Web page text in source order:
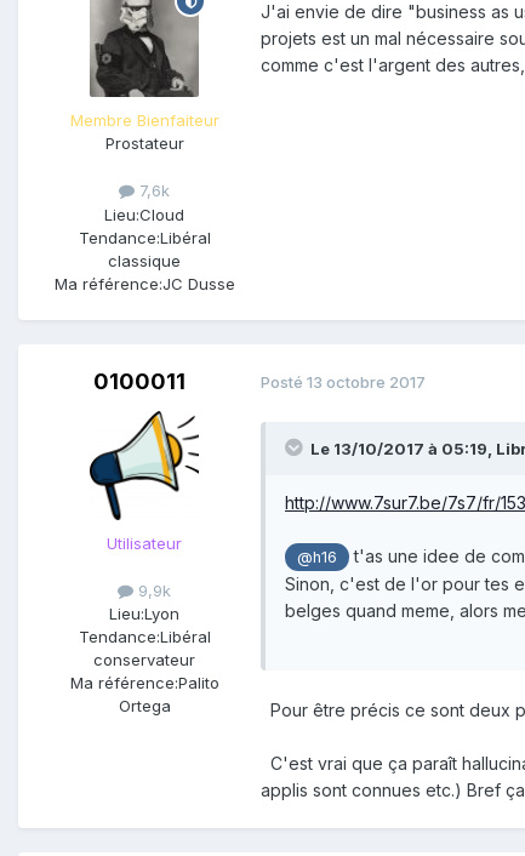
Membre Bienfaiteur
Prostateur
7,6k
Lieu:Cloud
Tendance:Libéral
classique
Ma référence:JC Dusse
J'ai envie de dire "business as
projets est un mal nécessaire
comme c'est l'argent des
0100011
Utilisateur
9,9k
Lieu:Lyon
Tendance:Libéral
conservateur
Ma référence:Palito
Ortega
Posté 13 octobre 2017
Le 13/10/2017 à 05:19,
http://www.7sur7.be/7s7/fr/
@h16
t'as une idee de
Sinon, c'est de l'or pour tes
belges quand meme, alors
Pour être précis ce sont deux
C'est vrai que ça paraît
applis sont connues etc.) Bref